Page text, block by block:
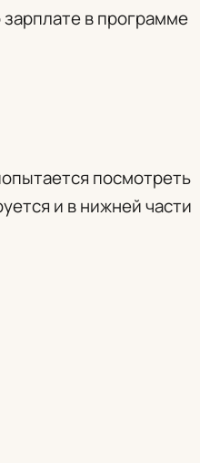
в программе
посмотреть
и в нижней части